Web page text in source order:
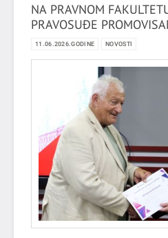
NA PRAVNOM
PRAVOSUĐE
ENCIKLOPEDIJE-
11.06.2026.GODINE NOVOSTI